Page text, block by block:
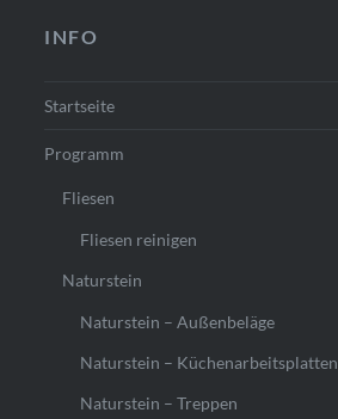
INFO
Startseite
Programm
Fliesen
Fliesen reinigen
Naturstein
Naturstein – Außenbeläge
Naturstein – Küchenarbeitsplatten
Naturstein – Treppen